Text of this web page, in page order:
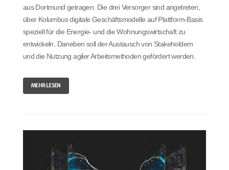
aus Dortmund getragen. Die drei Versorger sind angetreten,
über Kolumbus digitale Geschäftsmodelle auf Plattform-Basis
speziell für die Energie- und die Wohnungswirtschaft zu
entwickeln. Daneben soll der Austausch von Stakeholdern
und die Nutzung agiler Arbeitsmethoden gefördert werden.
MEHR LESEN